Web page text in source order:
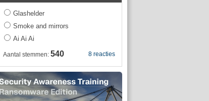
Glashelder
Smoke and mirrors
Ai Ai Ai
8 reacties
Aantal stemmen: 540